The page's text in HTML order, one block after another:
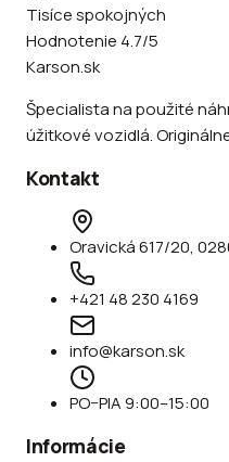
Tisíce spokojných
Hodnotenie 4.7/5
Karson.sk
Špecialista na použité
úžitkové vozidlá.
Kontakt
Oravická 617/20,
+421 48 230 4169
info@karson.sk
PO–PIA 9:00–15:00
Informácie